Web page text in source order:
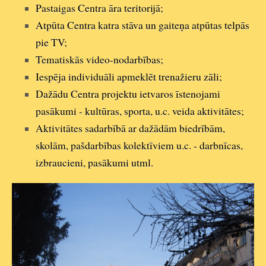
Pastaigas Centra āra teritorijā;
Atpūta Centra katra stāva un gaiteņa atpūtas telpās
pie TV;
Tematiskās video-nodarbības;
Iespēja individuāli apmeklēt trenažieru zāli;
Dažādu Centra projektu ietvaros īstenojami
pasākumi - kultūras, sporta, u.c. veida aktivitātes;
Aktivitātes sadarbībā ar dažādām biedrībām,
skolām, pašdarbības kolektīviem u.c. - darbnīcas,
izbraucieni, pasākumi utml.